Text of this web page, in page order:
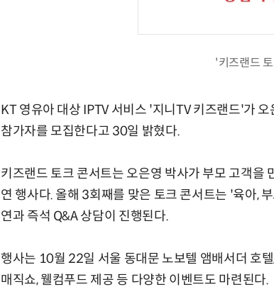
'키즈랜드
KT 영유아 대상 IPTV 서비스 '지니TV 키즈랜드'가
참가자를 모집한다고 30일 밝혔다.
키즈랜드 토크 콘서트는 오은영 박사가 부모 고객을
연 행사다. 올해 3회째를 맞은 토크 콘서트는 '육아,
연과 즉석 Q&A 상담이 진행된다.
행사는 10월 22일 서울 동대문 노보텔 앰배서더 호
매직쇼, 웰컴푸드 제공 등 다양한 이벤트도 마련된다.